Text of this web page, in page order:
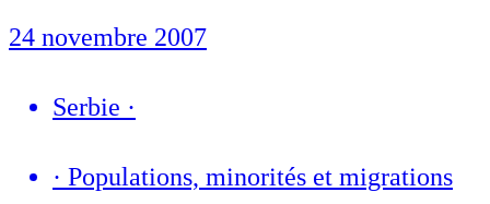
24 novembre 2007
Serbie ·
· Populations, minorités et migrations